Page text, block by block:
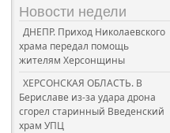
Новости недели
ДНЕПР. Приход Николаевского
храма передал помощь
жителям Херсонщины
ХЕРСОНСКАЯ ОБЛАСТЬ. В
Бериславе из-за удара дрона
сгорел старинный Введенский
храм УПЦ